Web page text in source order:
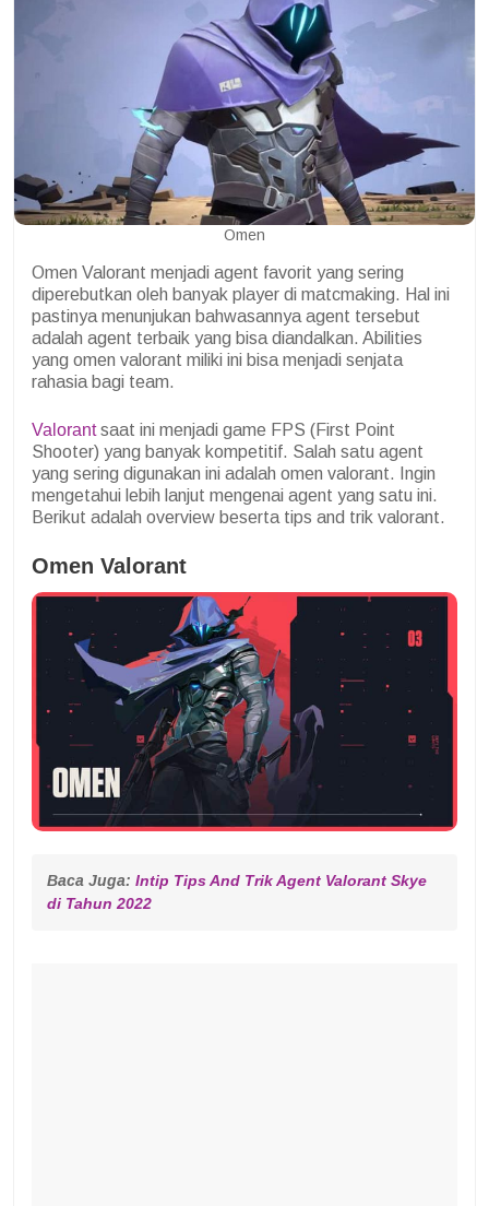
Omen
Omen Valorant menjadi agent favorit yang sering
diperebutkan oleh banyak player di matcmaking. Hal ini
pastinya menunjukan bahwasannya agent tersebut
adalah agent terbaik yang bisa diandalkan. Abilities
yang omen valorant miliki ini bisa menjadi senjata
rahasia bagi team.
Valorantsaat ini menjadi game FPS (First Point
Shooter) yang banyak kompetitif. Salah satu agent
yang sering digunakan ini adalah omen valorant. Ingin
mengetahui lebih lanjut mengenai agent yang satu ini.
Berikut adalah overview beserta tips and trik valorant.
Omen Valorant
Baca Juga: Intip Tips And Trik Agent Valorant Skye
di Tahun 2022